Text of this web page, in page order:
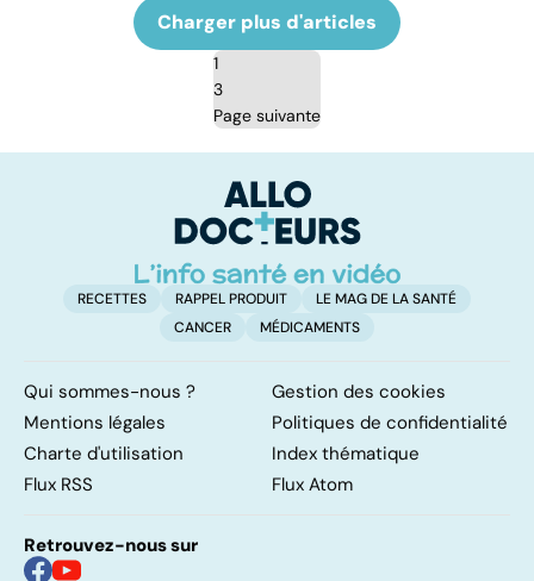
Charger plus d'articles
1
3
Page suivante
RECETTES RAPPEL PRODUIT
LE MAG DE LA SANTÉ
CANCER
MÉDICAMENTS
Qui sommes-nous ?
Gestion des cookies
Mentions légales
Politiques de confidentialité
Charte d'utilisation
Index thématique
Flux RSS
Flux Atom
Retrouvez-nous sur